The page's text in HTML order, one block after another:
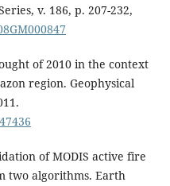
v. 186, p. 207-232,
of 2010 in the context
region. Geophysical
of MODIS active fire
two algorithms. Earth